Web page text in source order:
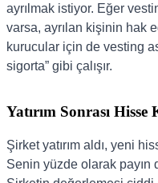
ayrılmak istiyor. Eğer
varsa, ayrılan kişinin hak
kurucular için de vesting
sigorta” gibi çalışır.
Yatırım Sonrası
Şirket yatırım aldı, yeni
Senin yüzde olarak payın